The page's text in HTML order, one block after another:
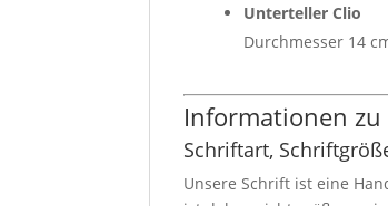
Unterteller Clio
Durchmesser 14
Informationen
Schriftart,
Unsere Schrift ist eine